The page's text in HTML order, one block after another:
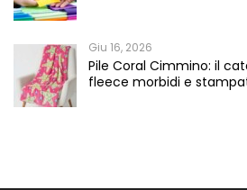
Giu 16, 2026
Pile Coral Cimmino: il
fleece morbidi e